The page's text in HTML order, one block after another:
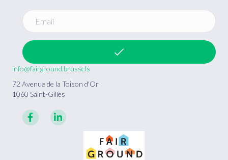
info@fairground.brussels
72 Avenue de la Toison d'Or
1060 Saint-Gilles